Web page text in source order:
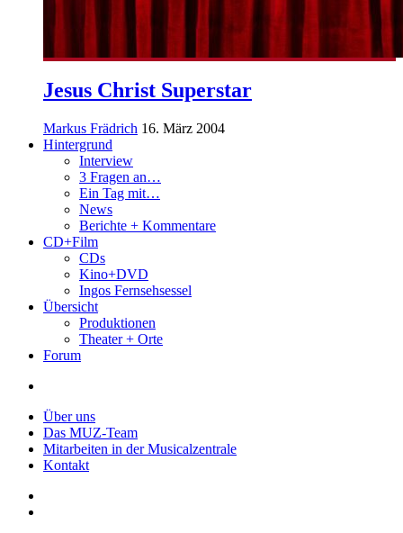
Jesus Christ Superstar
Markus Frädrich 16. März 2004
Hintergrund
Interview
3 Fragen an…
Ein Tag mit…
News
Berichte + Kommentare
CD+Film
CDs
Kino+DVD
Ingos Fernsehsessel
Übersicht
Produktionen
Theater + Orte
Forum
Über uns
Das MUZ-Team
Mitarbeiten in der Musicalzentrale
Kontakt